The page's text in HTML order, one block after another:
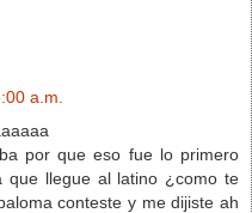
a.m.
por que eso fue lo primero
que llegue al latino ¿como te
conteste y me dijiste ah